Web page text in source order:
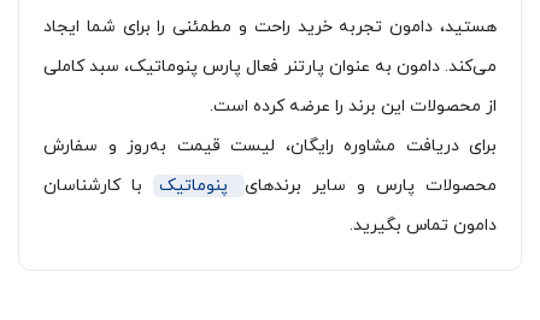
هستید، دامون تجربه خرید راحت و مطمئنی را برای شما ایجاد
می‌کند. دامون به عنوان پارتنر فعال پارس پنوماتیک، سبد کاملی
از محصولات این برند را عرضه کرده است.
برای دریافت مشاوره رایگان، لیست قیمت به‌روز و سفارش
محصولات پارس و سایر برندهای
پنوماتیک
با کارشناسان
دامون تماس بگیرید.